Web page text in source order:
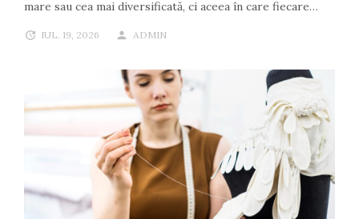
mare sau cea mai diversificată, ci aceea în care fiecare…
IUL. 19, 2026 ADMIN